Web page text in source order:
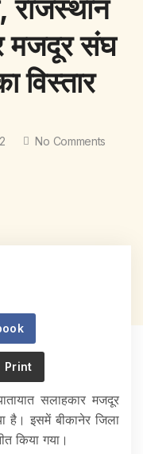
राजस्थान
मजदूर संघ
विस्तार
No Comments
Print
सलाहकार मजदूर
है। इसमें बीकानेर जिला
किया गया।